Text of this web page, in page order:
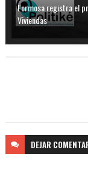
Formosa registra el
Viviendas
DEJAR